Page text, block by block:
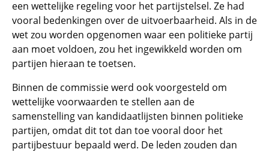
een wettelijke regeling voor het partijstelsel. Ze had
vooral bedenkingen over de uitvoerbaarheid. Als in de
wet zou worden opgenomen waar een politieke partij
aan moet voldoen, zou het ingewikkeld worden om
partijen hieraan te toetsen.
Binnen de commissie werd ook voorgesteld om
wettelijke voorwaarden te stellen aan de
samenstelling van kandidaatlijsten binnen politieke
partijen, omdat dit tot dan toe vooral door het
partijbestuur bepaald werd. De leden zouden dan